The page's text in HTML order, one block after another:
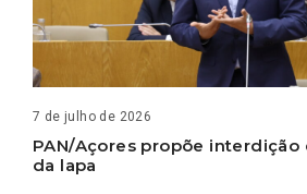
7 de julho de 2026
PAN/Açores propõe interdição
da lapa